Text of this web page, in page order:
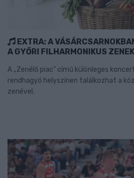
EXTRA: A
A GYŐRI FILHARMONIKUS
A „Zenélő piac” című különleges
rendhagyó helyszínen találkozhat a
zenével.